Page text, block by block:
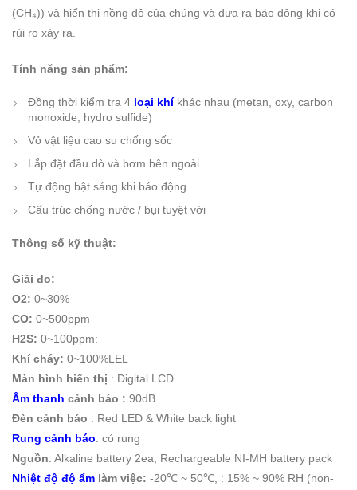
(CH₄)) và hiển thị nồng độ của chúng và đưa ra báo động khi có
rủi ro xảy ra.
Tính năng sản phẩm:
Đồng thời kiểm tra 4 loại khíkhác nhau (metan, oxy, carbon
monoxide, hydro sulfide)
Vỏ vật liệu cao su chống sốc
Lắp đặt đầu dò và bơm bên ngoài
Tự động bật sáng khi báo động
Cấu trúc chống nước / bụi tuyệt vời
Thông số kỹ thuật:
Giải đo:
O2: 0~30%
CO: 0~500ppm
H2S: 0~100ppm:
Khí cháy: 0~100%LEL
Màn hình hiển thị : Digital LCD
Âm thanh cảnh báo : 90dB
Đèn cảnh báo : Red LED & White back light
Rung cảnh báo: có rung
Nguồn: Alkaline battery 2ea, Rechargeable NI-MH battery pack
Nhiệt độ độ ẩm làm việc: -20℃ ~ 50℃, : 15% ~ 90% RH (non-